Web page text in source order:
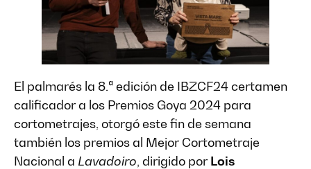
El palmarés la 8.ª edición de IBZCF24 certamen
calificador a los Premios Goya 2024 para
cortometrajes, otorgó este fin de semana
también los premios al Mejor Cortometraje
Nacional a Lavadoiro, dirigido por Lois